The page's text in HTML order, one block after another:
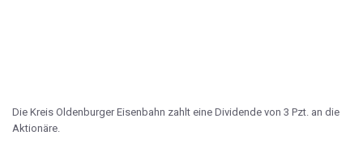
Die Kreis Oldenburger Eisenbahn zahlt eine Dividende von 3 Pzt. an die
Aktionäre.